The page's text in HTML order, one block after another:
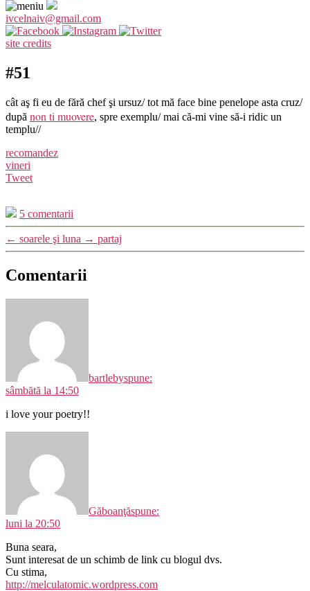
ivcelnaiv@gmail.com
site credits
#51
cât aş fi eu de fără chef şi ursuz/ tot mă face bine penelope asta cruz/
după non ti muovere, spre exemplu/ mai că-mi vine să-i ridic un
templu//
recomandez
vineri
Tweet
5 comentarii
← soarele şi luna → partaj
Comentarii
bartlebyspune:
sâmbătă la 14:50
i love your poetry!!
Găboanţăspune:
luni la 20:50
Buna seara,
Sunt interesat de un schimb de link cu blogul dvs.
Cu stima,
http://melculatomic.wordpress.com